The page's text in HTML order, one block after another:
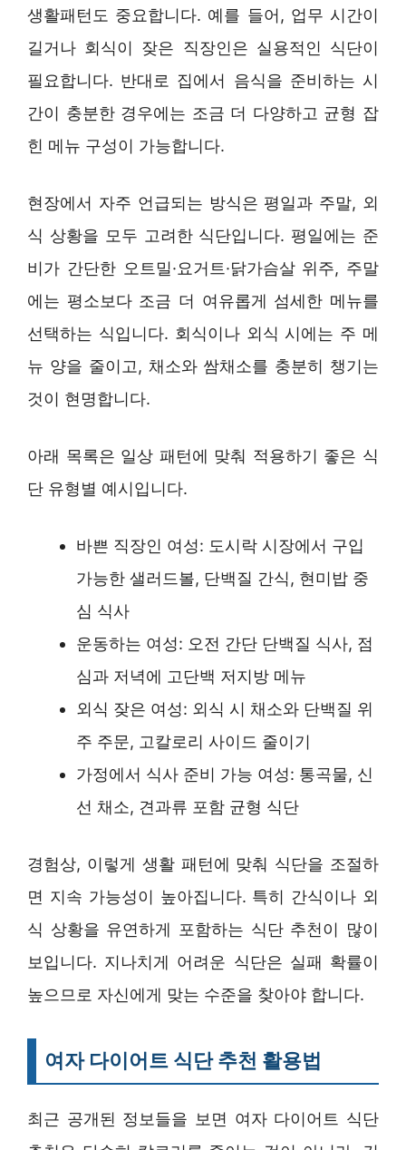
생활패턴도 중요합니다. 예를 들어, 업무 시간이
길거나 회식이 잦은 직장인은 실용적인 식단이
필요합니다. 반대로 집에서 음식을 준비하는 시
간이 충분한 경우에는 조금 더 다양하고 균형 잡
힌 메뉴 구성이 가능합니다.
현장에서 자주 언급되는 방식은 평일과 주말, 외
식 상황을 모두 고려한 식단입니다. 평일에는 준
비가 간단한 오트밀·요거트·닭가슴살 위주, 주말
에는 평소보다 조금 더 여유롭게 섬세한 메뉴를
선택하는 식입니다. 회식이나 외식 시에는 주 메
뉴 양을 줄이고, 채소와 쌈채소를 충분히 챙기는
것이 현명합니다.
아래 목록은 일상 패턴에 맞춰 적용하기 좋은 식
단 유형별 예시입니다.
바쁜 직장인 여성: 도시락 시장에서 구입
가능한 샐러드볼, 단백질 간식, 현미밥 중
심 식사
운동하는 여성: 오전 간단 단백질 식사, 점
심과 저녁에 고단백 저지방 메뉴
외식 잦은 여성: 외식 시 채소와 단백질 위
주 주문, 고칼로리 사이드 줄이기
가정에서 식사 준비 가능 여성: 통곡물, 신
선 채소, 견과류 포함 균형 식단
경험상, 이렇게 생활 패턴에 맞춰 식단을 조절하
면 지속 가능성이 높아집니다. 특히 간식이나 외
식 상황을 유연하게 포함하는 식단 추천이 많이
보입니다. 지나치게 어려운 식단은 실패 확률이
높으므로 자신에게 맞는 수준을 찾아야 합니다.
여자 다이어트 식단 추천 활용법
최근 공개된 정보들을 보면 여자 다이어트 식단